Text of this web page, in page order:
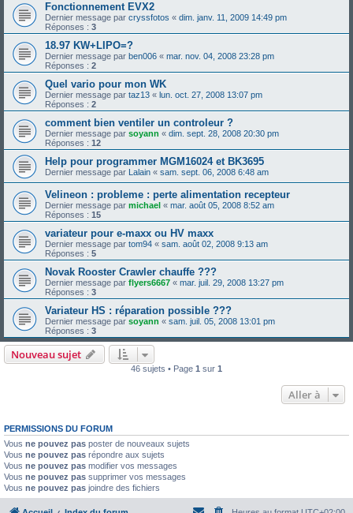
Fonctionnement EVX2
Dernier message par cryssfotos « dim. janv. 11, 2009 14:49 pm
Réponses : 3
18.97 KW+LIPO=?
Dernier message par ben006 « mar. nov. 04, 2008 23:28 pm
Réponses : 2
Quel vario pour mon WK
Dernier message par taz13 « lun. oct. 27, 2008 13:07 pm
Réponses : 2
comment bien ventiler un controleur ?
Dernier message par soyann « dim. sept. 28, 2008 20:30 pm
Réponses : 12
Help pour programmer MGM16024 et BK3695
Dernier message par Lalain « sam. sept. 06, 2008 6:48 am
Velineon : probleme : perte alimentation recepteur
Dernier message par michael « mar. août 05, 2008 8:52 am
Réponses : 15
variateur pour e-maxx ou HV maxx
Dernier message par tom94 « sam. août 02, 2008 9:13 am
Réponses : 5
Novak Rooster Crawler chauffe ???
Dernier message par flyers6667 « mar. juil. 29, 2008 13:27 pm
Réponses : 3
Variateur HS : réparation possible ???
Dernier message par soyann « sam. juil. 05, 2008 13:01 pm
Réponses : 3
Nouveau sujet
46 sujets • Page 1 sur 1
Aller à
PERMISSIONS DU FORUM
Vous ne pouvez pas poster de nouveaux sujets
Vous ne pouvez pas répondre aux sujets
Vous ne pouvez pas modifier vos messages
Vous ne pouvez pas supprimer vos messages
Vous ne pouvez pas joindre des fichiers